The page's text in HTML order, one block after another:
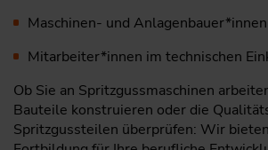
Maschinen- und Anlagenbauer*innen
Mitarbeiter*innen im technischen
Ob Sie an Spritzgussmaschinen
Bauteile konstruieren oder die
Spritzgussteilen überprüfen: Wir